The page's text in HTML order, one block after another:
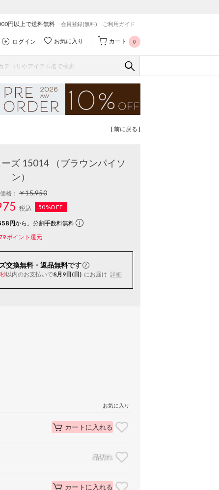
円以上で送料無料 会員登録(無料) ご利用ガイド
ログイン お気に入り カート 0
[ 前に戻る ]
ーズ 15014 （ブラウンパイソ
ン）
格：￥15,950
税込 50%OFF
円から。分割手数料無料
ポイント還元
交換無料・返品無料です
以内のお支払いで8月9日(日) にお届け 詳細
お気に入り
カートに入れる
品切れ
カートに入れる